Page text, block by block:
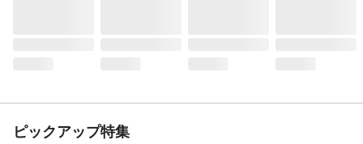
ピックアップ特集